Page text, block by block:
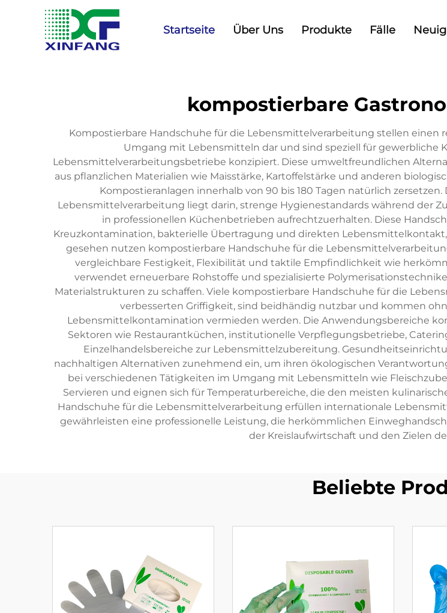
Startseite Über Uns Produkte Fälle
kompostierbare
Kompostierbare Handschuhe für die Lebensmittelverarbeitung stellen
Umgang mit Lebensmitteln dar und sind speziell für gewerbliche
Lebensmittelverarbeitungsbetriebe konzipiert. Diese umweltfreundlichen
aus pflanzlichen Materialien wie Maisstärke, Kartoffelstärke und anderen
Kompostieranlagen innerhalb von 90 bis 180 Tagen natürlich
Lebensmittelverarbeitung liegt darin, strenge Hygienestandards während der
in professionellen Küchenbetrieben aufrechtzuerhalten. Diese
Kreuzkontamination, bakterielle Übertragung und direkten
gesehen nutzen kompostierbare Handschuhe für die
vergleichbare Festigkeit, Flexibilität und taktile Empfindlichkeit wie
verwendet erneuerbare Rohstoffe und spezialisierte
Materialstrukturen zu schaffen. Viele kompostierbare Handschuhe für die
verbesserten Griffigkeit, sind beidhändig nutzbar und kommen
Lebensmittelkontamination vermieden werden. Die Anwendungsbereiche
Sektoren wie Restaurantküchen, institutionelle Verpflegungsbetriebe,
Einzelhandelsbereiche zur Lebensmittelzubereitung.
nachhaltigen Alternativen zunehmend ein, um ihren ökologischen
bei verschiedenen Tätigkeiten im Umgang mit Lebensmitteln wie
Servieren und eignen sich für Temperaturbereiche, die den meisten
Handschuhe für die Lebensmittelverarbeitung erfüllen internationale
gewährleisten eine professionelle Leistung, die herkömmlichen
der Kreislaufwirtschaft und den Zielen
Beliebte